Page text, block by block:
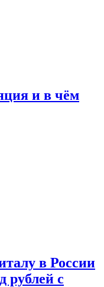
и в чём
в России
рублей с